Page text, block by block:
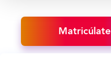
Matricúlate